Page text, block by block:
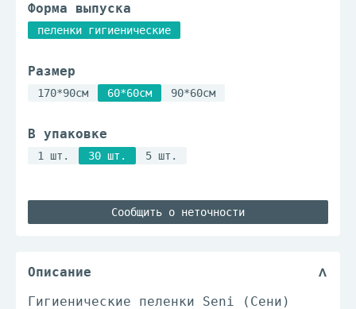
Форма выпуска
пеленки гигиенические
Размер
170*90см 60*60см 90*60см
В упаковке
1 шт. 30 шт. 5 шт.
Сообщить о неточности
Описание
Гигиенические пеленки Seni (Сени)